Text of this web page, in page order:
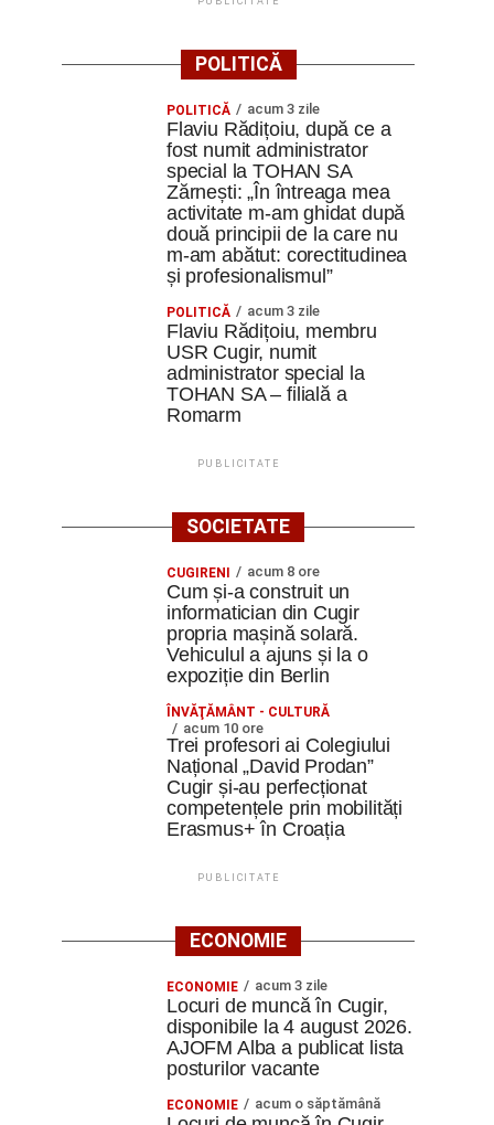
POLITICĂ
POLITICĂ acum 3 zile
Flaviu Rădițoiu, după ce a
fost numit administrator
special la TOHAN SA
Zărnești: „În întreaga mea
activitate m-am ghidat după
două principii de la care nu
m-am abătut: corectitudinea
și profesionalismul”
POLITICĂ acum 3 zile
Flaviu Rădițoiu, membru
USR Cugir, numit
administrator special la
TOHAN SA – filială a
Romarm
PUBLICITATE
SOCIETATE
CUGIRENI acum 8 ore
Cum și-a construit un
informatician din Cugir
propria mașină solară.
Vehiculul a ajuns și la o
expoziție din Berlin
ÎNVĂŢĂMÂNT - CULTURĂ
acum 10 ore
Trei profesori ai Colegiului
Național „David Prodan”
Cugir și-au perfecționat
competențele prin mobilități
Erasmus+ în Croația
PUBLICITATE
ECONOMIE
ECONOMIE acum 3 zile
Locuri de muncă în Cugir,
disponibile la 4 august 2026.
AJOFM Alba a publicat lista
posturilor vacante
ECONOMIE acum o săptămână